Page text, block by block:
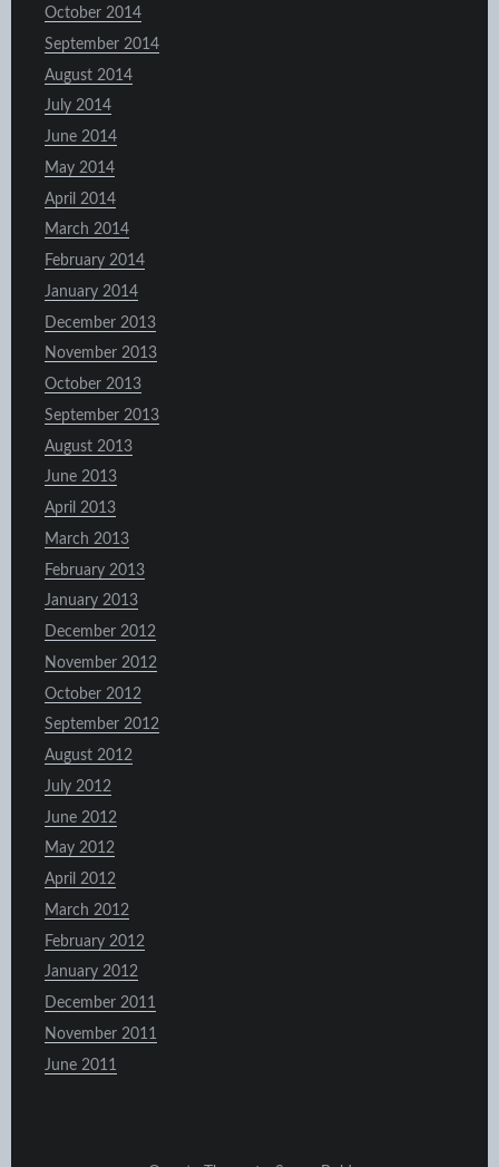
October 2014
September 2014
August 2014
July 2014
June 2014
May 2014
April 2014
March 2014
February 2014
January 2014
December 2013
November 2013
October 2013
September 2013
August 2013
June 2013
April 2013
March 2013
February 2013
January 2013
December 2012
November 2012
October 2012
September 2012
August 2012
July 2012
June 2012
May 2012
April 2012
March 2012
February 2012
January 2012
December 2011
November 2011
June 2011